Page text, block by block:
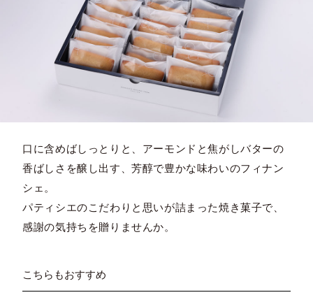
口に含めばしっとりと、アーモンドと焦がしバターの
香ばしさを醸し出す、芳醇で豊かな味わいのフィナン
シェ。
パティシエのこだわりと思いが詰まった焼き菓子で、
感謝の気持ちを贈りませんか。
こちらもおすすめ